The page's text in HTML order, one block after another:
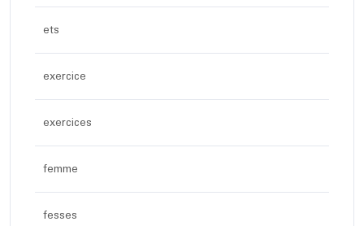
ets
exercice
exercices
femme
fesses